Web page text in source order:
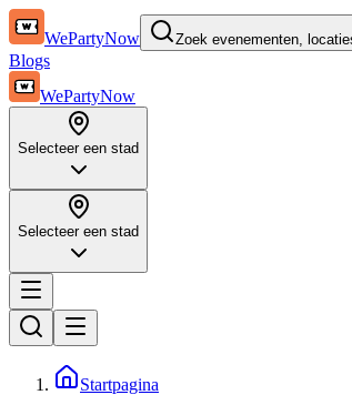
WePartyNow Zoek evenementen,
Blogs
WePartyNow
Selecteer een stad
Selecteer een stad
Startpagina